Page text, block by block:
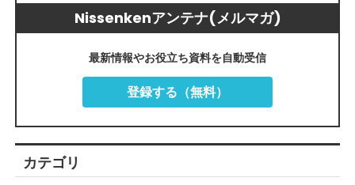
Nissenkenアンテナ(メルマガ)
最新情報やお役立ち資料を自動受信
登録する（無料）
カテゴリ